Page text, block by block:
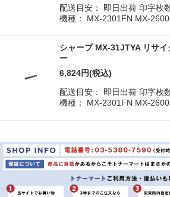
配送目安： 即日出荷 印字枚
機種： MX-2301FN MX-
シャープ MX-31JTYA リサ
ー
6,824円(税込)
配送目安： 即日出荷 印字枚
機種： MX-2301FN MX-